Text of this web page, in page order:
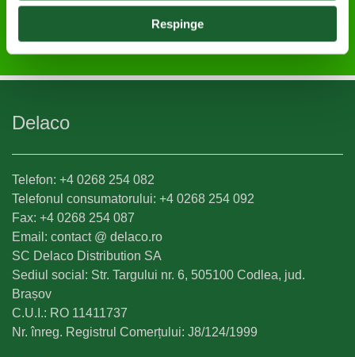
Respinge
Delaco
Telefon: +4 0268 254 082
Telefonul consumatorului: +4 0268 254 092
Fax: +4 0268 254 087
Email: contact @ delaco.ro
SC Delaco Distribution SA
Sediul social: Str. Targului nr. 6, 505100 Codlea, jud.
Brașov
C.U.I.: RO 11411737
Nr. înreg. Registrul Comerțului: J8/124/1999